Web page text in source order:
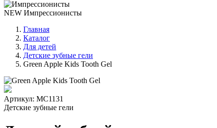
NEW Импрессионисты
Главная
Каталог
Для детей
Детские зубные гели
Green Apple Kids Tooth Gel
Артикул: МС1131
Детские зубные гели